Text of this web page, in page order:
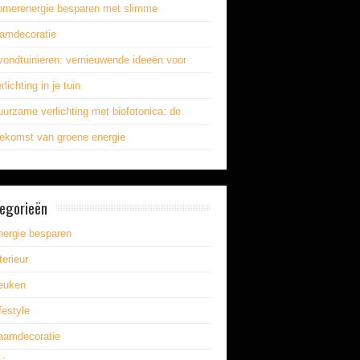
besparen met slimme
vernieuwende ideeën voor
in je tuin
verlichting met biofotonica: de
van groene energie
besparen